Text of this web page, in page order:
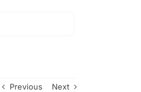
Previous Next